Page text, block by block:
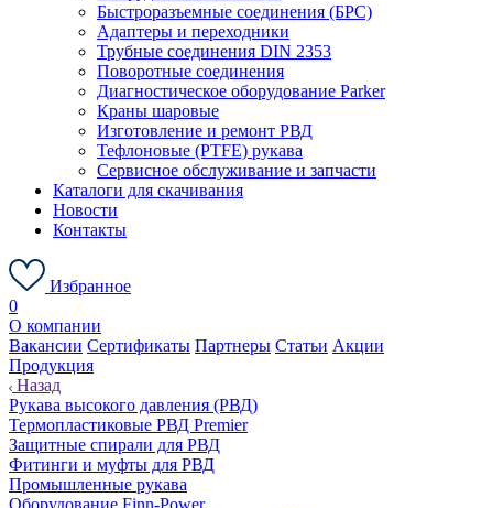
Быстроразъемные соединения (БРС)
Адаптеры и переходники
Трубные соединения DIN 2353
Поворотные соединения
Диагностическое оборудование Parker
Краны шаровые
Изготовление и ремонт РВД
Тефлоновые (PTFE) рукава
Сервисное обслуживание и запчасти
Каталоги для скачивания
Новости
Контакты
Избранное
0
О компании
Вакансии Сертификаты Партнеры Статьи Акции
Продукция
Назад
Рукава высокого давления (РВД)
Термопластиковые РВД Premier
Защитные спирали для РВД
Фитинги и муфты для РВД
Промышленные рукава
Оборудование Finn-Power